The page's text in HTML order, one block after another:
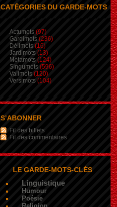
CATÉGORIES DU GARDE-MOTS
Actumots (97)
Gardimots (236)
Délimots (16)
Jardimots (13)
Métamots (124)
Singumots (596)
Valimots (120)
Versimots (104)
S’ABONNER
Fil des billets
Fil des commentaires
LE GARDE-MOTS-CLÉS
Linguistique
Humour
Poésie